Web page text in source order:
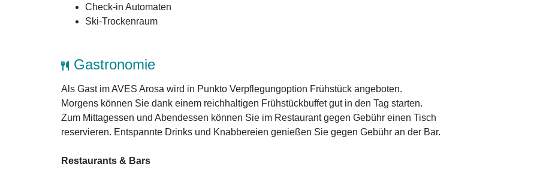
Check-in Automaten
Ski-Trockenraum
Gastronomie
Als Gast im AVES Arosa wird in Punkto Verpflegungoption Frühstück angeboten.
Morgens können Sie dank einem reichhaltigen Frühstückbuffet gut in den Tag starten.
Zum Mittagessen und Abendessen können Sie im Restaurant gegen Gebühr einen Tisch
reservieren. Entspannte Drinks und Knabbereien genießen Sie gegen Gebühr an der Bar.
Restaurants & Bars